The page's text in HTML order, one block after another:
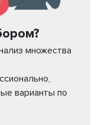
множества
варианты по